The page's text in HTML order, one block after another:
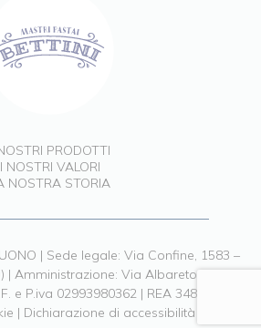
PRODOTTI
I NOSTRI VALORI
NOSTRA STORIA
| Sede legale: Via Confine, 1583 –
| Amministrazione: Via Albareto, 211 –
e P.iva 02993980362 | REA 348903 |
| Dichiarazione di accessibilità